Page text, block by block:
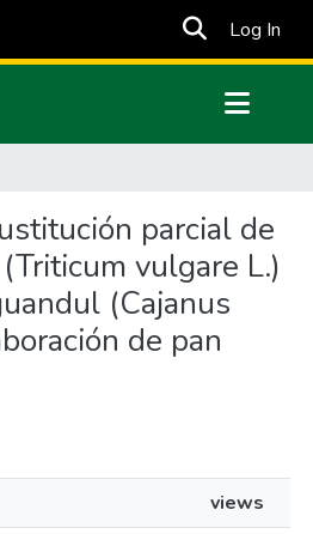
Log In
parcial de
vulgare L.)
(Cajanus
de pan
views